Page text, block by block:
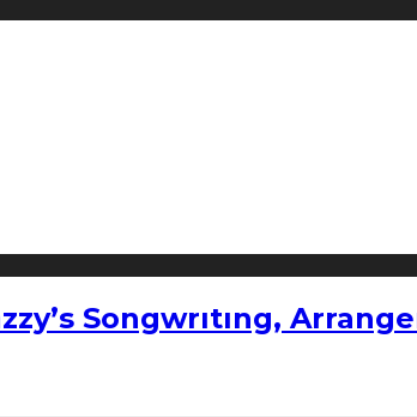
Songwrıtıng,